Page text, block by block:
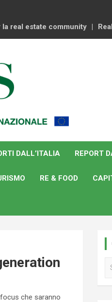
real estate community
DALL’ITALIA REPORT
RE & FOOD
focus che saranno